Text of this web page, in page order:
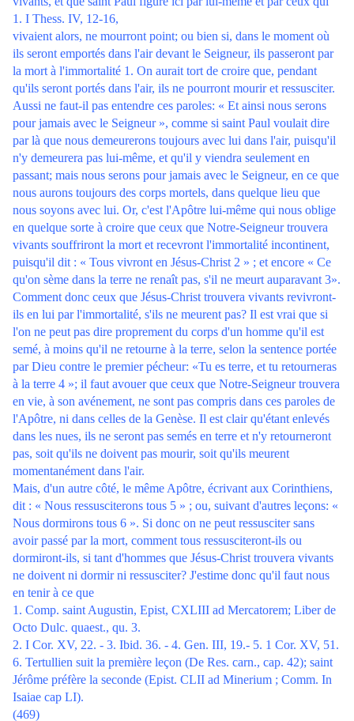
1. I Thess. IV, 12-16,
vivaient alors, ne mourront point; ou bien si, dans le moment où
ils seront emportés dans l'air devant le Seigneur, ils passeront par
la mort à l'immortalité 1. On aurait tort de croire que, pendant
qu'ils seront portés dans l'air, ils ne pourront mourir et ressusciter.
Aussi ne faut-il pas entendre ces paroles: « Et ainsi nous serons
pour jamais avec le Seigneur », comme si saint Paul voulait dire
par là que nous demeurerons toujours avec lui dans l'air, puisqu'il
n'y demeurera pas lui-même, et qu'il y viendra seulement en
passant; mais nous serons pour jamais avec le Seigneur, en ce que
nous aurons toujours des corps mortels, dans quelque lieu que
nous soyons avec lui. Or, c'est l'Apôtre lui-même qui nous oblige
en quelque sorte à croire que ceux que Notre-Seigneur trouvera
vivants souffriront la mort et recevront l'immortalité incontinent,
puisqu'il dit : « Tous vivront en Jésus-Christ 2 » ; et encore « Ce
qu'on sème dans la terre ne renaît pas, s'il ne meurt auparavant 3».
Comment donc ceux que Jésus-Christ trouvera vivants revivront-
ils en lui par l'immortalité, s'ils ne meurent pas? Il est vrai que si
l'on ne peut pas dire proprement du corps d'un homme qu'il est
semé, à moins qu'il ne retourne à la terre, selon la sentence portée
par Dieu contre le premier pécheur: «Tu es terre, et tu retourneras
à la terre 4 »; il faut avouer que ceux que Notre-Seigneur trouvera
en vie, à son avénement, ne sont pas compris dans ces paroles de
l'Apôtre, ni dans celles de la Genèse. Il est clair qu'étant enlevés
dans les nues, ils ne seront pas semés en terre et n'y retourneront
pas, soit qu'ils ne doivent pas mourir, soit qu'ils meurent
momentanément dans l'air.
Mais, d'un autre côté, le même Apôtre, écrivant aux Corinthiens,
dit : « Nous ressusciterons tous 5 » ; ou, suivant d'autres leçons: «
Nous dormirons tous 6 ». Si donc on ne peut ressusciter sans
avoir passé par la mort, comment tous ressusciteront-ils ou
dormiront-ils, si tant d'hommes que Jésus-Christ trouvera vivants
ne doivent ni dormir ni ressusciter? J'estime donc qu'il faut nous
en tenir à ce que
1. Comp. saint Augustin, Epist, CXLIII ad Mercatorem; Liber de
Octo Dulc. quaest., qu. 3.
2. I Cor. XV, 22. - 3. Ibid. 36. - 4. Gen. III, 19.- 5. 1 Cor. XV, 51.
6. Tertullien suit la première leçon (De Res. carn., cap. 42); saint
Jérôme préfère la seconde (Epist. CLII ad Minerium ; Comm. In
Isaiae cap LI).
(469)